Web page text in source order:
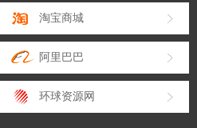
淘宝商城
阿里巴巴
环球资源网